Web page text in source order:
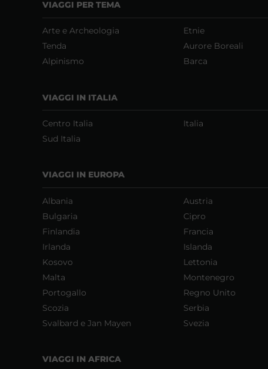
VIAGGI PER TEMA
Arte e Archeologia Etnie
Tenda
Aurore Boreali
Alpinismo
Barca
VIAGGI IN ITALIA
Centro Italia Italia
Sud Italia
VIAGGI IN EUROPA
Albania Austria
Bulgaria
Cipro
Finlandia
Francia
Irlanda
Islanda
Kosovo
Lettonia
Malta
Montenegro
Portogallo
Regno Unito
Scozia
Serbia
Svalbard e Jan Mayen
Svezia
VIAGGI IN AFRICA